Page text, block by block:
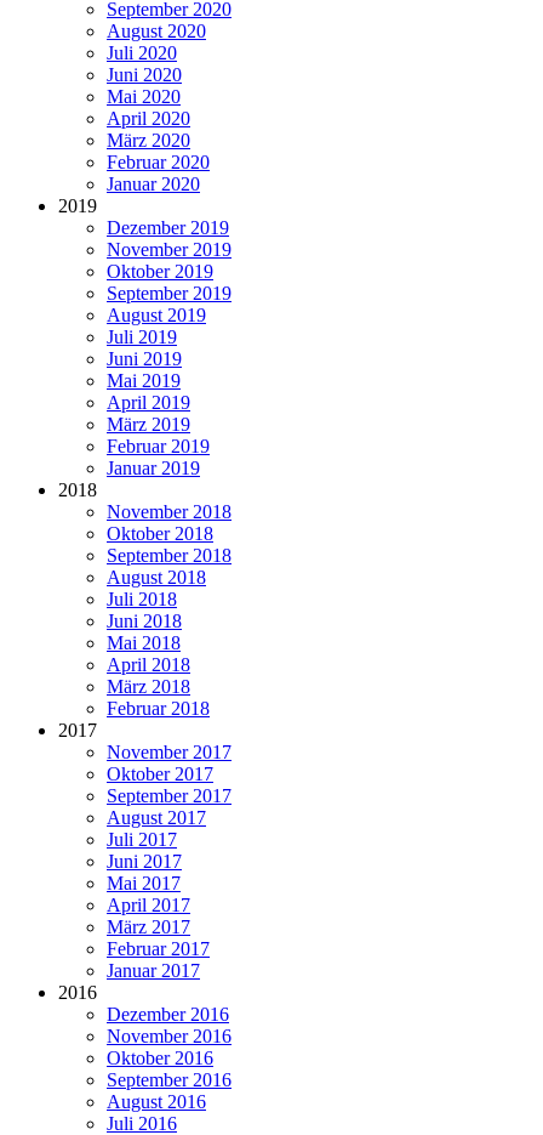
September 2020
August 2020
Juli 2020
Juni 2020
Mai 2020
April 2020
März 2020
Februar 2020
Januar 2020
2019
Dezember 2019
November 2019
Oktober 2019
September 2019
August 2019
Juli 2019
Juni 2019
Mai 2019
April 2019
März 2019
Februar 2019
Januar 2019
2018
November 2018
Oktober 2018
September 2018
August 2018
Juli 2018
Juni 2018
Mai 2018
April 2018
März 2018
Februar 2018
2017
November 2017
Oktober 2017
September 2017
August 2017
Juli 2017
Juni 2017
Mai 2017
April 2017
März 2017
Februar 2017
Januar 2017
2016
Dezember 2016
November 2016
Oktober 2016
September 2016
August 2016
Juli 2016